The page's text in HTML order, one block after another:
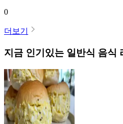
0
더보기
지금 인기있는 일반식 음식